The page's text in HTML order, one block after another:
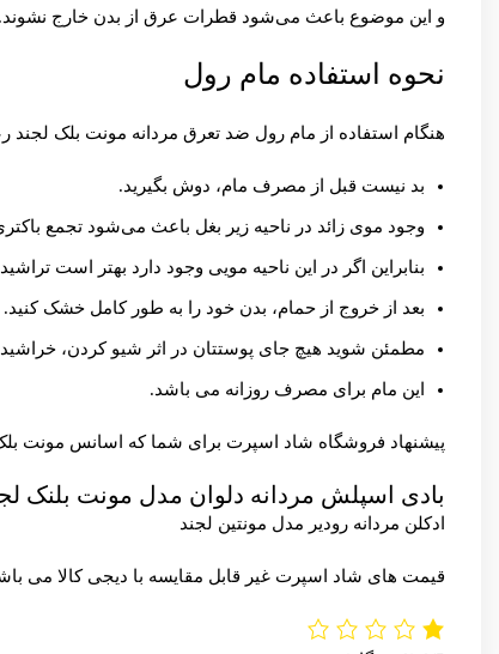
و این موضوع باعث می‌شود قطرات عرق از بدن خارج نشوند.
نحوه استفاده مام رول
هنگام استفاده از مام رول ضد تعرق مردانه مونت بلک
بد نیست قبل از مصرف مام، دوش بگیرید.
وجود موی زائد در ناحیه زیر بغل باعث می‌شود تجمع
بنابراین اگر در این ناحیه مویی وجود دارد بهتر است
بعد از خروج از حمام، بدن خود را به طور کامل خشک کنید.
مطمئن شوید هیچ جای پوستتان در اثر شیو کردن،
این مام برای مصرف روزانه می باشد.
پیشنهاد فروشگاه شاد اسپرت برای شما که اسانس مونت
بادی اسپلش مردانه دلوان مدل مونت بلنک
ادکلن مردانه رودیر مدل مونتین لجند
قیمت های شاد اسپرت غیر قابل مقایسه با دیجی کالا می